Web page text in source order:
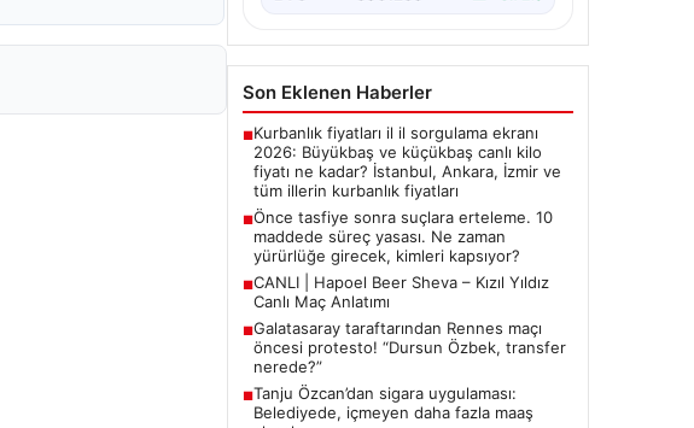
■Kurbanlık fiyatları il il sorgulama ekranı
2026: Büyükbaş ve küçükbaş canlı kilo
fiyatı ne kadar? İstanbul, Ankara, İzmir ve
tüm illerin kurbanlık fiyatları
Önce tasfiye sonra suçlara erteleme. 10
maddede süreç yasası. Ne zaman
yürürlüğe girecek, kimleri kapsıyor?
CANLI | Hapoel Beer Sheva – Kızıl Yıldız
Canlı Maç Anlatımı
Galatasaray taraftarından Rennes maçı
öncesi protesto! “Dursun Özbek, transfer
nerede?”
Tanju Özcan’dan sigara uygulaması:
Belediyede, içmeyen daha fazla maaş
alacak